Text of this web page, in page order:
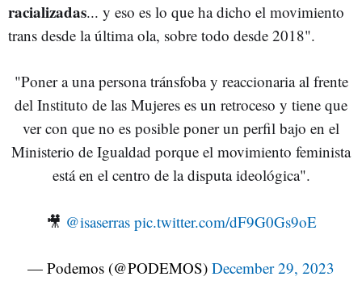
racializadas... y eso es lo que ha dicho el movimiento
trans desde la última ola, sobre todo desde 2018".
"Poner a una persona tránsfoba y reaccionaria al frente
del Instituto de las Mujeres es un retroceso y tiene que
ver con que no es posible poner un perfil bajo en el
Ministerio de Igualdad porque el movimiento feminista
está en el centro de la disputa ideológica".
🎥 @isaserras pic.twitter.com/dF9G0Gs9oE
— Podemos (@PODEMOS) December 29, 2023